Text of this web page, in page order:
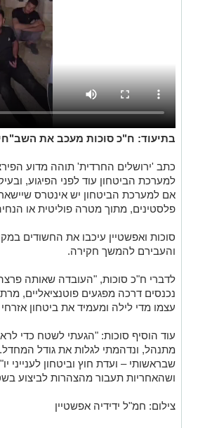
בתיעוד: ח"כ סוכות מעכב את
כתב 'ירושלים החרדית' תוהה מדוע
למערכת הביטחון עוד לפני הפיגוע,
אם למערכת הביטחון יש אינטרס
פלסטינים, מתוך מטרה פוליטית או
סוכות ואפשטיין עיכבו את החשודים
והעבירם להמשך חקירה.
לדברי ח"כ סוכות, "העובדה שאותה
נכנסים דרכה מפגעים פוטנציאליים,
עצמו מדי לילה ומעמיד את ביטחון
עוד הוסיף סוכות: "הגעתי לשטח כדי
מתנהל, ונדהמתי לגלות את גודל המחדל.
שבראשותי – ועדת חוץ וביטחון לענייני
ושהאחריות תעבור מהצהרות לביצוע
צילום: חמ"ל ידידיה אפשטיין